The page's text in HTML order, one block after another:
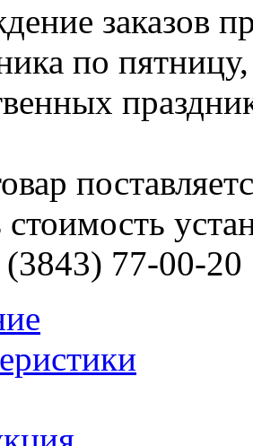
заказов
по
77-00-20